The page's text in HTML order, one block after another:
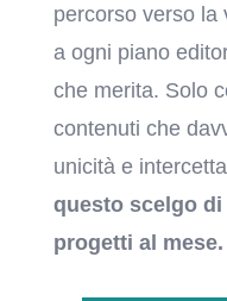
percorso verso la
a ogni piano
che merita. Solo
contenuti che
unicità e
questo scelgo
progetti al mese.